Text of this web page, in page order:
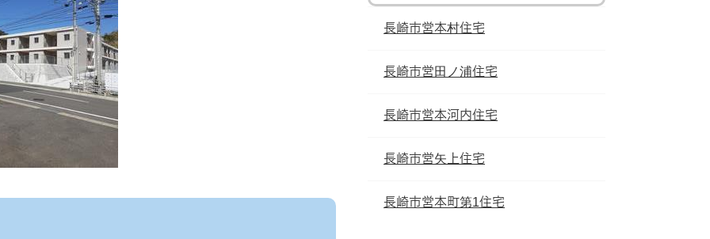
長崎市営本村住宅
長崎市営田ノ浦住宅
長崎市営本河内住宅
長崎市営矢上住宅
長崎市営本町第1住宅